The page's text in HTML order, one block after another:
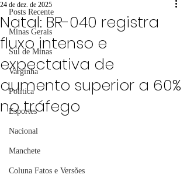
Posts Recente
Minas Gerais
Sul de Minas
Varginha
Política
Esportes
Nacional
Manchete
Coluna Fatos e Versões
Natal: BR-040 registra
fluxo intenso e
expectativa de
aumento superior a 60%
no tráfego
24 de dez. de 2025